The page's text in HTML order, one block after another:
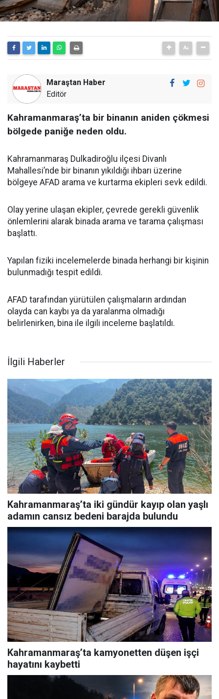
Maraştan Haber
Editör
Kahramanmaraş’ta bir binanın aniden çökmesi
bölgede paniğe neden oldu.
Kahramanmaraş Dulkadiroğlu ilçesi Divanlı
Mahallesi’nde bir binanın yıkıldığı ihbarı üzerine
bölgeye AFAD arama ve kurtarma ekipleri sevk edildi.
Olay yerine ulaşan ekipler, çevrede gerekli güvenlik
önlemlerini alarak binada arama ve tarama çalışması
başlattı.
Yapılan fiziki incelemelerde binada herhangi bir kişinin
bulunmadığı tespit edildi.
AFAD tarafından yürütülen çalışmaların ardından
olayda can kaybı ya da yaralanma olmadığı
belirlenirken, bina ile ilgili inceleme başlatıldı.
İlgili Haberler
Kahramanmaraş’ta iki gündür kayıp olan yaşlı
adamın cansız bedeni barajda bulundu
Kahramanmaraş’ta kamyonetten düşen işçi
hayatını kaybetti